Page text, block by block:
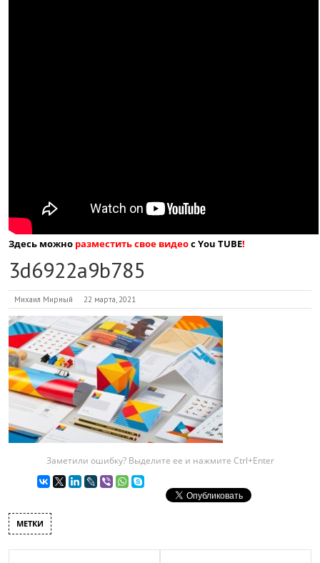
Здесь можно разместить свое видеос You TUBE!
3d6922a9b785
Михаил Мирный 22 марта, 2021
Заметили ошибку? Выделите ее и нажмите Ctrl+Enter
МЕТКИ